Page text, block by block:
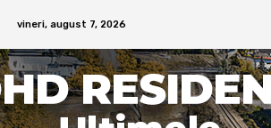
vineri, august 7, 2026